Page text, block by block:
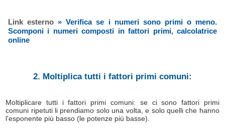
Link esterno» Verifica se i numeri sono primi o meno.
Scomponi i numeri composti in fattori primi, calcolatrice
online
2. Moltiplica tutti i fattori primi comuni:
Moltiplicare tutti i fattori primi comuni: se ci sono fattori primi
comuni ripetuti li prendiamo solo una volta, e solo quelli che hanno
l'esponente più basso (le potenze più basse).